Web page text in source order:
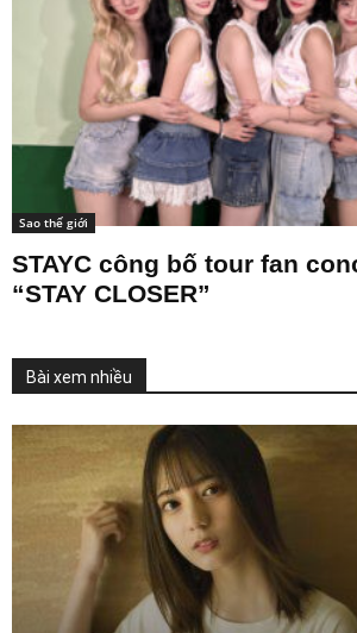
Sao thế giới
STAYC công bố tour fan
“STAY CLOSER”
Bài xem nhiều